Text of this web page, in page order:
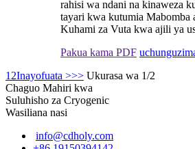
rahisi wa ndani na kinaweza
tayari kwa kutumia Mabomba
Kuhami za Vuta kwa ajili ya
Pakua kama PDF uchunguzi
1 2Inayofuata >>> Ukurasa wa 1/2
Chaguo Mahiri kwa
Suluhisho za Cryogenic
Wasiliana nasi
info@cdholy.com